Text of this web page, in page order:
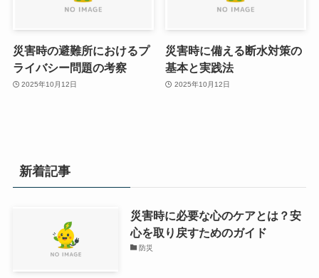
災害時の避難所におけるプ
ライバシー問題の考察
2025年10月12日
災害時に備える断水対策の
基本と実践法
2025年10月12日
新着記事
災害時に必要な心のケアとは？安
心を取り戻すためのガイド
防災